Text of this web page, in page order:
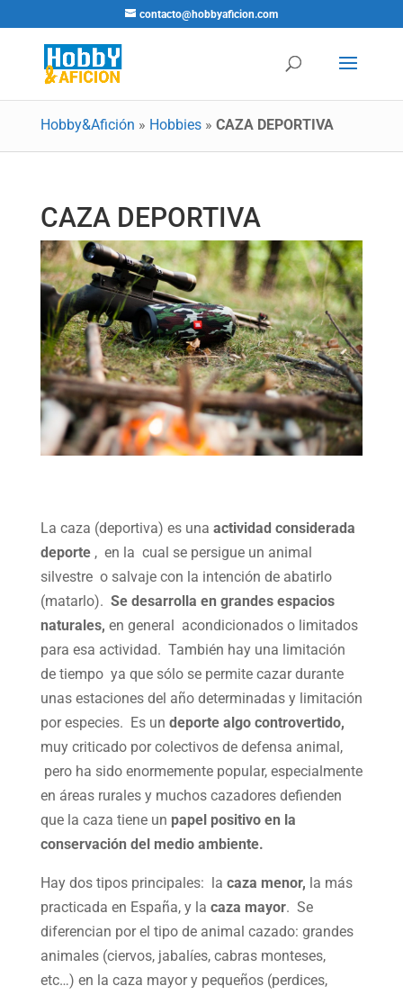
contacto@hobbyaficion.com
Hobby&Afición » Hobbies» CAZA DEPORTIVA
CAZA DEPORTIVA
La caza (deportiva) es una actividad considerada
deporte, en la cual se persigue un animal
silvestre o salvaje con la intención de abatirlo
(matarlo). Se desarrolla en grandes espacios
naturales, en general acondicionados o limitados
para esa actividad. También hay una limitación
de tiempo ya que sólo se permite cazar durante
unas estaciones del año determinadas y limitación
por especies. Es un deporte algo controvertido,
muy criticado por colectivos de defensa animal,
pero ha sido enormemente popular, especialmente
en áreas rurales y muchos cazadores defienden
que la caza tiene un papel positivo en la
conservación del medio ambiente.
Hay dos tipos principales: la caza menor, la más
practicada en España, y la caza mayor. Se
diferencian por el tipo de animal cazado: grandes
animales (ciervos, jabalíes, cabras monteses,
etc…) en la caza mayor y pequeños (perdices,